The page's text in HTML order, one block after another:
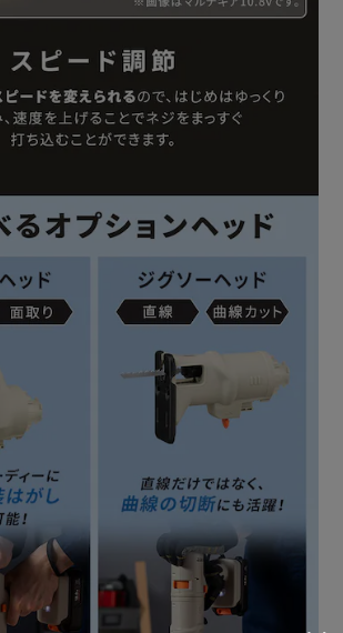
26mm
20mm
20mm×鋸身厚0.9~1.2mmの木工用の
ます。
コ刃を取り付けるときは、ノコ刃の取付部
ださい。
に適したノコ刃を使用してください。
用するときは、本製品の最大切断能力以下
す。
す。